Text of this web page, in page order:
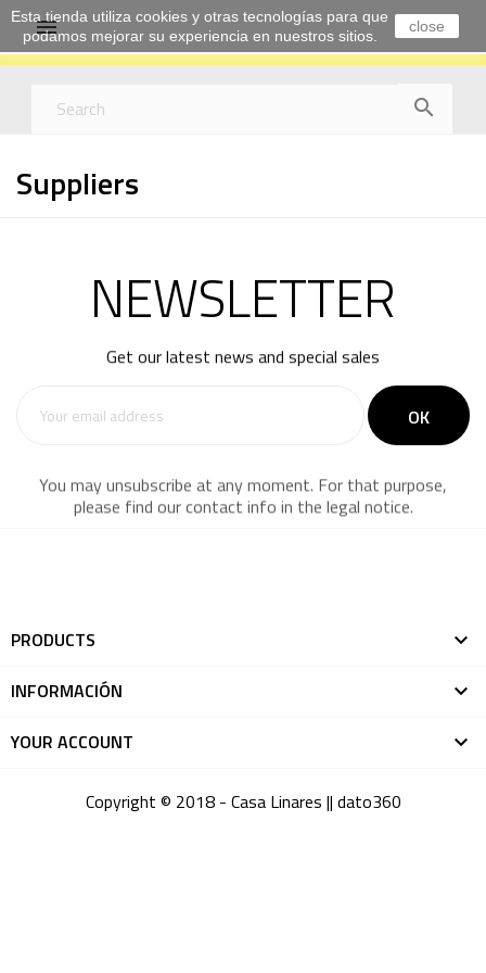


Suppliers
NEWSLETTER
Get our latest news and special sales
You may unsubscribe at any moment. For that purpose,
please find our contact info in the legal notice.
PRODUCTS

INFORMACIÓN

YOUR ACCOUNT

Esta tienda utiliza cookies y otras tecnologías para que
podamos mejorar su experiencia en nuestros sitios.
close
Copyright © 2018 - Casa Linares || dato360